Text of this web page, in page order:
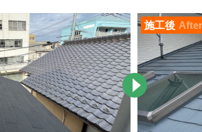
施工後 After